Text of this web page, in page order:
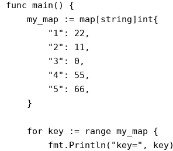
func main() {
    my_map := map[string]int{
        "1": 22,
        "2": 11,
        "3": 0,
        "4": 55,
        "5": 66,
    }
    for key := range my_map {
        fmt.Println("key=", key)